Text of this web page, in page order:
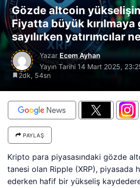
Gözde altcoin
Fiyatta büyük kırılmaya
sayılırken yatırımcılar
Yazar Ecem Ayhan
Yayın Tarihi 14 Mart 2025,
2dk, 54sn
PAYLAŞ
Kripto para piyasasındaki gözde
tanesi olan Ripple (XRP), piyasada
ederken hafif bir yükseliş